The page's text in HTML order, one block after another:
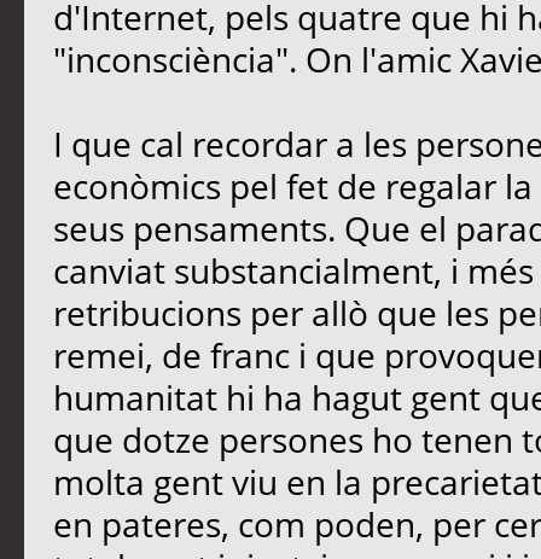
d'Internet, pels quatre que hi
"inconsciència". On l'amic
I que cal recordar a les
econòmics pel fet de regalar
seus pensaments. Que el
canviat substancialment, i
retribucions per allò que les
remei, de franc i que
humanitat hi ha hagut gent
que dotze persones ho tenen
molta gent viu en la
en pateres, com poden, per